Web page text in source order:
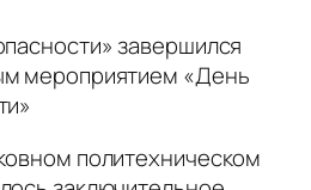
завершился
мероприятием «День
политехническом